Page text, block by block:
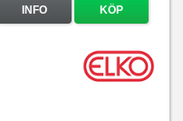
INFO KÖP